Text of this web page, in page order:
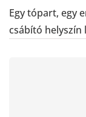
Egy tópart, egy
csábító helyszín